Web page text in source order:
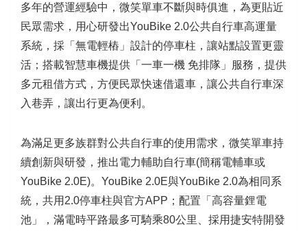
多年的營運經驗中，微笑單車不斷與時俱進，為更貼近
民眾需求，用心研發出YouBike 2.0公共自行車高運量
系統，採「無電輕樁」設計的停車柱，讓站點設置更靈
活；搭載智慧車機提供「一車一機 免排隊」服務，提供
多元租借方式，方便民眾快速借還車，讓公共自行車深
入巷弄，讓出行更為便利。
為滿足更多族群對公共自行車的使用需求，微笑單車持
續創新與研發，推出電力輔助自行車(簡稱電輔車或
YouBike 2.0E)。YouBike 2.0E與YouBike 2.0為相同系
統，共用2.0停車柱與官方APP；配置「高容量鋰電
池」，滿電時平路最多可騎乘80公里、採用捷安特開發